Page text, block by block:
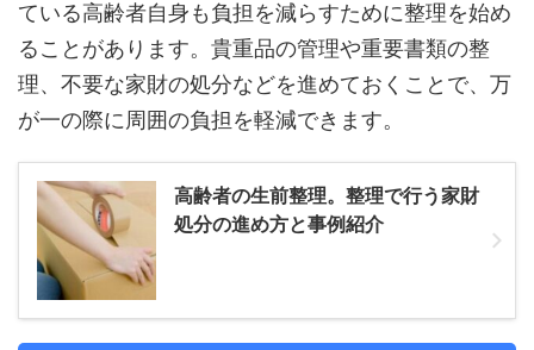
ている高齢者自身も負担を減らすために整理を始め
ることがあります。貴重品の管理や重要書類の整
理、不要な家財の処分などを進めておくことで、万
が一の際に周囲の負担を軽減できます。
高齢者の生前整理。整理で行う家財
処分の進め方と事例紹介